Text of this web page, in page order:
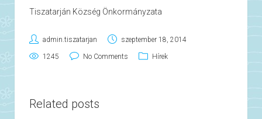
Tiszatarján Község Önkormányzata
admin.tiszatarjan szeptember 18, 2014
1245 No Comments Hírek
Related posts